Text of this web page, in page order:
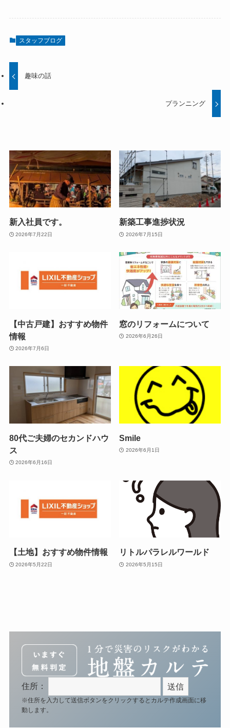
スタッフブログ
趣味の話
プランニング
新入社員です。
2026年7月22日
新築工事進捗状況
2026年7月15日
【中古戸建】おすすめ物件
情報
2026年7月6日
窓のリフォームについて
2026年6月26日
80代ご夫婦のセカンドハウ
ス
2026年6月16日
Smile
2026年6月1日
【土地】おすすめ物件情報
2026年5月22日
リトルパラレルワールド
2026年5月15日
住所：
※住所を入力して送信ボタンをクリックするとカルテ作成画面に移
動します。